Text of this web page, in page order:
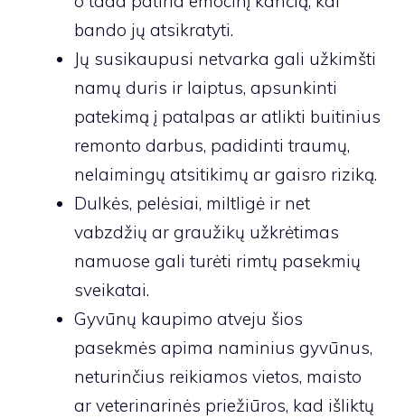
bando jų atsikratyti.
Jų susikaupusi netvarka gali užkimšti
namų duris ir laiptus, apsunkinti
patekimą į patalpas ar atlikti buitinius
remonto darbus, padidinti traumų,
nelaimingų atsitikimų ar gaisro riziką.
Dulkės, pelėsiai, miltligė ir net
vabzdžių ar graužikų užkrėtimas
namuose gali turėti rimtų pasekmių
sveikatai.
Gyvūnų kaupimo atveju šios
pasekmės apima naminius gyvūnus,
neturinčius reikiamos vietos, maisto
ar veterinarinės priežiūros, kad išliktų